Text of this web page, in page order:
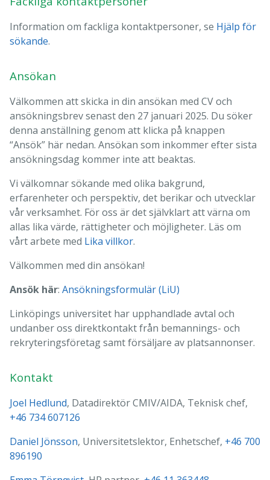
Information om fackliga kontaktpersoner, se Hjälp för
sökande.
Ansökan
Välkommen att skicka in din ansökan med CV och
ansökningsbrev senast den 27 januari 2025. Du söker
denna anställning genom att klicka på knappen
“Ansök” här nedan. Ansökan som inkommer efter sista
ansökningsdag kommer inte att beaktas.
Vi välkomnar sökande med olika bakgrund,
erfarenheter och perspektiv, det berikar och utvecklar
vår verksamhet. För oss är det självklart att värna om
allas lika värde, rättigheter och möjligheter. Läs om
vårt arbete med Lika villkor.
Välkommen med din ansökan!
Ansök här: Ansökningsformulär (LiU)
Linköpings universitet har upphandlade avtal och
undanber oss direktkontakt från bemannings- och
rekryteringsföretag samt försäljare av platsannonser.
Kontakt
Joel Hedlund, Datadirektör CMIV/AIDA, Teknisk chef,
+46 734 607126
Daniel Jönsson, Universitetslektor, Enhetschef, +46 700
896190